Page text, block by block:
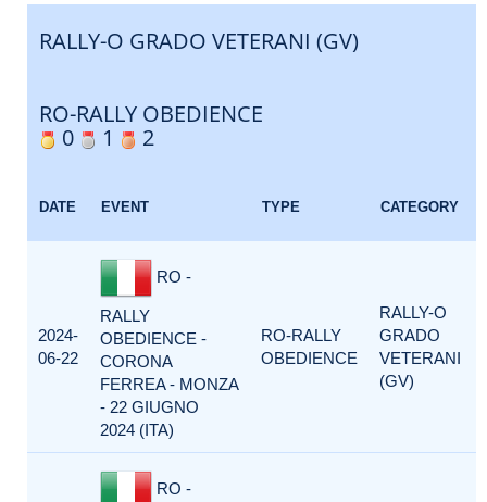
RALLY-O GRADO VETERANI (GV)
RO-RALLY OBEDIENCE
0
1 2
DATE EVENT TYPE CATEGORY
2024-
06-22
RO -
RALLY
OBEDIENCE -
CORONA
FERREA - MONZA
- 22 GIUGNO
2024 (ITA)
RO-RALLY
OBEDIENCE
RALLY-O
GRADO
VETERANI
(GV)
RO -